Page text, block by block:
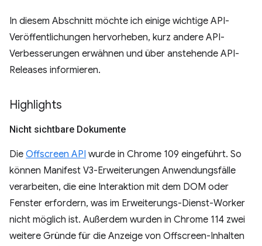
In diesem Abschnitt möchte ich einige wichtige API-
Veröffentlichungen hervorheben, kurz andere API-
Verbesserungen erwähnen und über anstehende API-
Releases informieren.
Highlights
Nicht sichtbare Dokumente
Die Offscreen API wurde in Chrome 109 eingeführt. So
können Manifest V3-Erweiterungen Anwendungsfälle
verarbeiten, die eine Interaktion mit dem DOM oder
Fenster erfordern, was im Erweiterungs-Dienst-Worker
nicht möglich ist. Außerdem wurden in Chrome 114 zwei
weitere Gründe für die Anzeige von Offscreen-Inhalten